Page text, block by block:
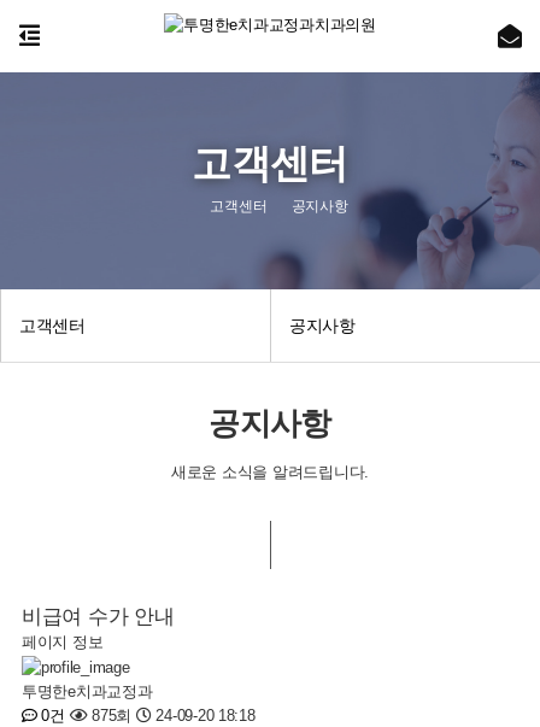
고객센터 공지사항
고객센터 공지사항
고객센터
공지사항
새로운 소식을 알려드립니다.
비급여 수가 안내
페이지 정보
투명한e치과교정과
0건
875회 24-09-20 18:18